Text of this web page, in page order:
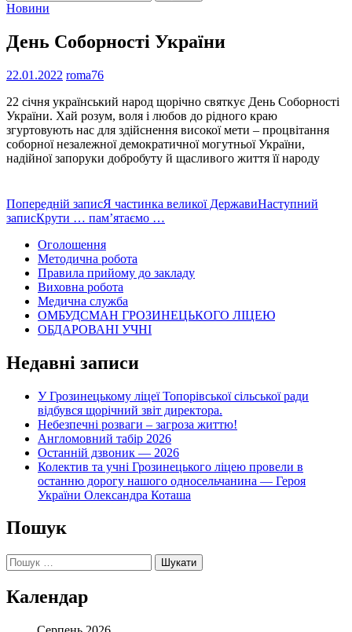
Новини
День Соборності України
22.01.2022 roma76
22 січня український народ щорічно святкує День Соборності
України. Хай розум, воля і любов до рідного краю
згуртовують нас для здійснення високої мети – процвітання
соборної незалежної демократичної могутньої України,
надійної запоруки добробуту й щасливого життя її народу
Навігація
по
записам
Попередній записЯ частинка великої ДержавиНаступний
записКрути … пам’ятаємо …
Оголошення
Методична робота
Правила прийому до закладу
Виховна робота
Медична служба
ОМБУДСМАН ГРОЗИНЕЦЬКОГО ЛІЦЕЮ
ОБДАРОВАНІ УЧНІ
Недавні записи
У Грозинецькому ліцеї Топорівської сільської ради
відбувся щорічний звіт директора.
Небезпечні розваги – загроза життю!
Англомовний табір 2026
Останній дзвоник — 2026
Колектив та учні Грозинецького ліцею провели в
останню дорогу нашого односельчанина — Героя
України Олександра Коташа
Пошук
Пошук:
Календар